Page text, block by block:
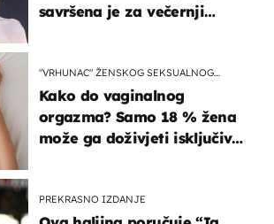
savršena je za večernji
"VRHUNAC" ŽENSKOG SEKSUALNOG
Kako do vaginalnog
orgazma? Samo 18 % žena
može ga doživjeti isključivo
PREKRASNO IZDANJE